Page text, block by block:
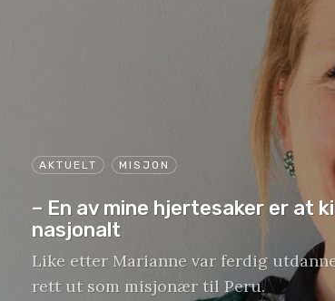
AKTUELT MISJON
– En av mine hjertesaker er at
nasjonalt
Like etter Marianne var ferdig
rett ut som misjonær til Peru.